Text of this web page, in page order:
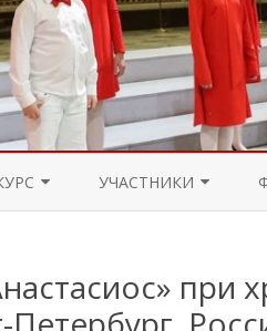
2025
УЧАСТНИКИ
УЧАСТНИКИ 2023
при